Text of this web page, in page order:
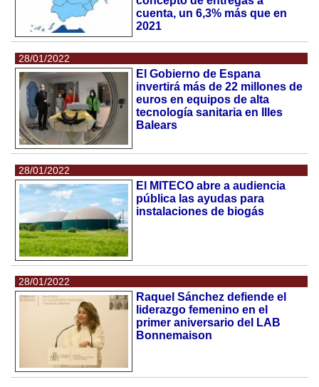
cuenta, un 6,3% más que en
2021
28/01/2022
El Gobierno de Espana
invertirá más de 22 millones de
euros en equipos de alta
tecnología sanitaria en Illes
Balears
28/01/2022
El MITECO abre a audiencia
pública las ayudas para
instalaciones de biogás
28/01/2022
Raquel Sánchez defiende el
liderazgo femenino en el
primer aniversario del LAB
Bonnemaison